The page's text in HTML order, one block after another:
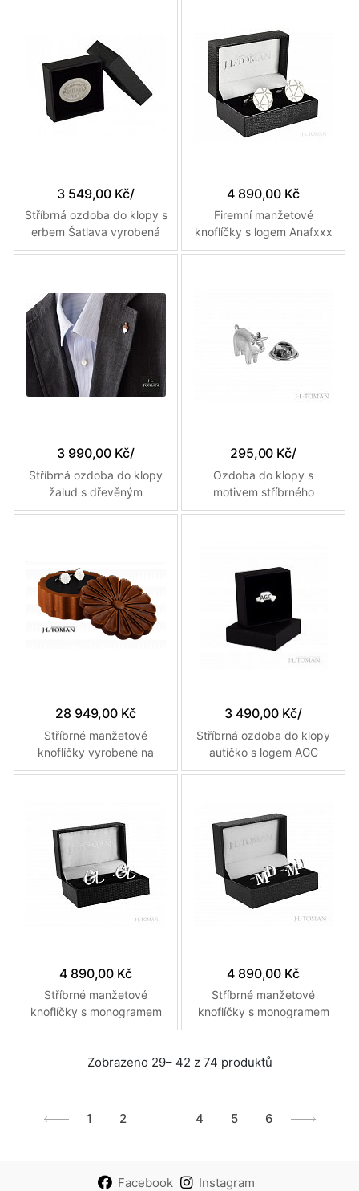
3 549,00 Kč/
Stříbrná ozdoba do klopy s
erbem Šatlava vyrobená
na míru
4 890,00 Kč
Firemní manžetové
knoflíčky s logem Anafxxx
vyrobené na zakázku
3 990,00 Kč/
Stříbrná ozdoba do klopy
žalud s dřevěným
kloboučkem vyrobená na
295,00 Kč/
Ozdoba do klopy s
motivem stříbrného
prasete pro štěstí
28 949,00 Kč
Stříbrné manžetové
knoflíčky vyrobené na
zakázku pro japonského
3 490,00 Kč/
Stříbrná ozdoba do klopy
autíčko s logem AGC
vyrobená na míru
4 890,00 Kč
Stříbrné manžetové
knoflíčky s monogramem
GL vyrobené na míru podle
4 890,00 Kč
Stříbrné manžetové
knoflíčky s monogramem
MD vyrobené na zakázku
Zobrazeno 29– 42 z 74 produktů
1 2 4 5 6
Facebook Instagram